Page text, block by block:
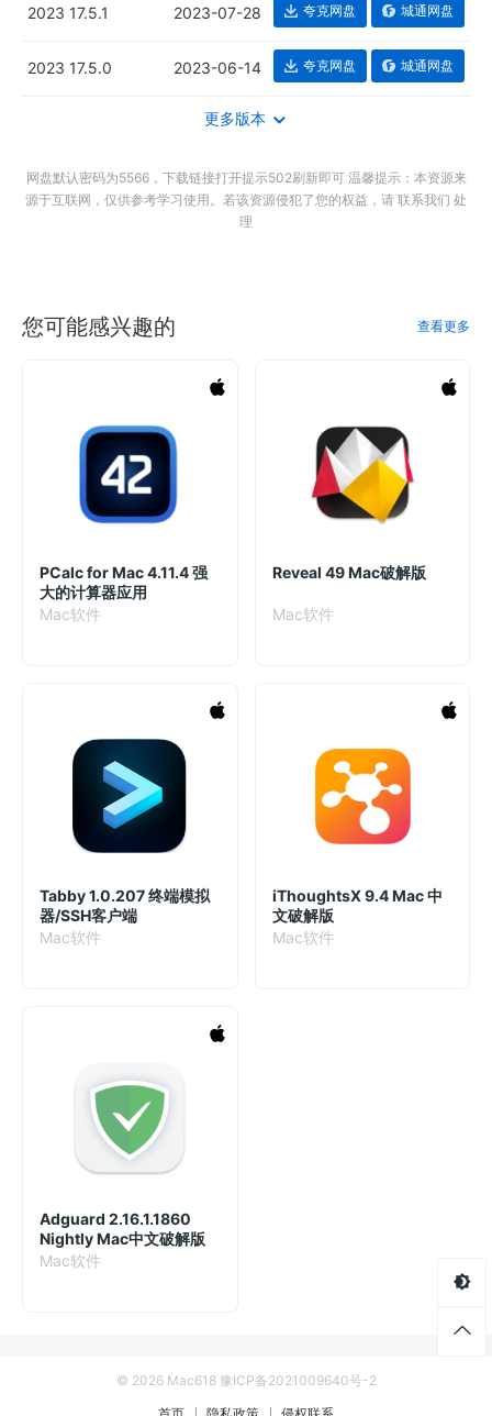
2023 17.5.1 2023-07-28 夸克网盘 城通网盘
2023 17.5.0 2023-06-14 夸克网盘 城通网盘
更多版本
网盘默认密码为5566，下载链接打开提示502刷新即可 温馨提示：本资源来
源于互联网，仅供参考学习使用。若该资源侵犯了您的权益，请 联系我们 处
理
您可能感兴趣的 查看更多
PCalc for Mac 4.11.4 强
大的计算器应用
Mac软件
Reveal 49 Mac破解版
Mac软件
Tabby 1.0.207 终端模拟
器/SSH客户端
Mac软件
iThoughtsX 9.4 Mac 中
文破解版
Mac软件
Adguard 2.16.1.1860
Nightly Mac中文破解版
Mac软件
© 2026 Mac618 豫ICP备2021009640号-2